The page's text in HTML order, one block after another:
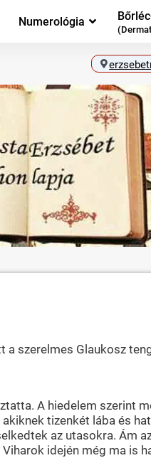
Numerológia
szerelmes Glaukosz
A hiedelem szerint
tizenkét lába és
az utasokra. Ám
idején még ma is